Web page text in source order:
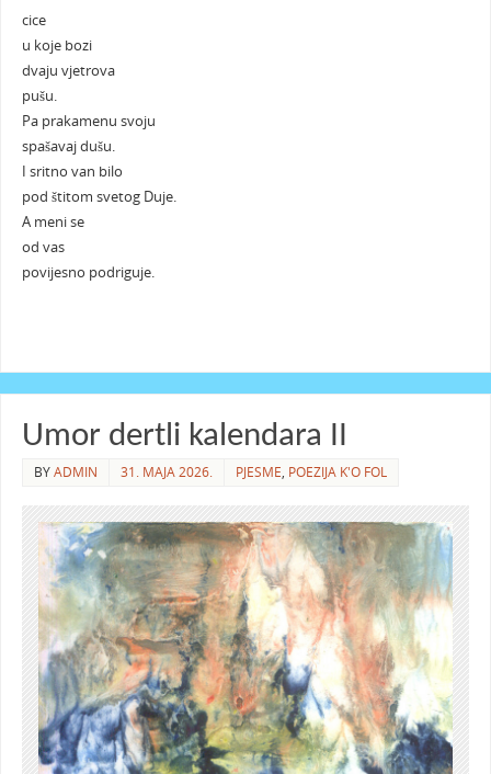
cice
u koje bozi
dvaju vjetrova
pušu.
Pa prakamenu svoju
spašavaj dušu.
I sritno van bilo
pod štitom svetog Duje.
A meni se
od vas
povijesno podriguje.
Umor dertli kalendara II
BYADMIN 31. MAJA 2026. PJESME, POEZIJA K'O FOL